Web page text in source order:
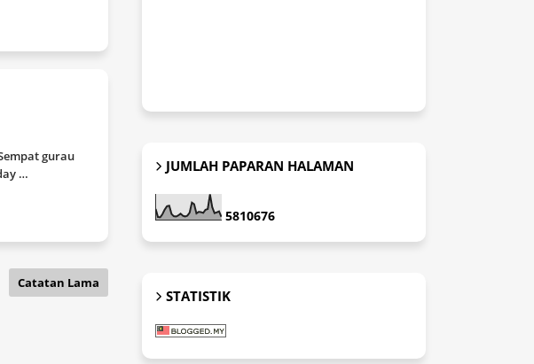
gurau
…
Catatan Lama
JUMLAH PAPARAN HALAMAN
5810676
STATISTIK